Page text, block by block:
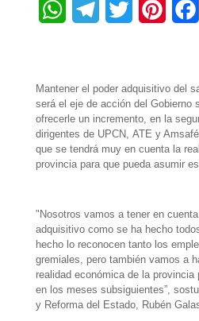
W
t
s
A
p
e
g
r
a
t
t
e
r
t
e
r
e
t
Mantener el poder adquisitivo del
será el eje de acción del Gobierno
ofrecerle un incremento, en la
dirigentes de UPCN, ATE y
que se tendrá muy en cuenta la
provincia para que pueda asumir
"Nosotros vamos a tener en
adquisitivo como se ha hecho
hecho lo reconocen tanto los
gremiales, pero también vamos a
realidad económica de la
en los meses subsiguientes”,
y Reforma del Estado, Rubén